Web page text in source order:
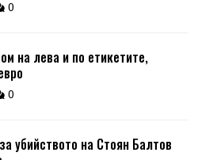
0
на лева и по етикетите,
0
убийството на Стоян Балтов